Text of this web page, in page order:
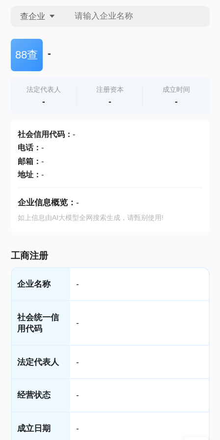
查企业
查企业
查产地
88查 -
法定代表人
-
注册资本
-
成立时间
-
社会信用代码： -
电话： -
邮箱： -
地址： -
企业信息概览： -
如上信息由AI大模型全网搜索生成，请甄别使用!
工商注册
企业名称 -
社会统一信
用代码
-
法定代表人 -
经营状态 -
成立日期 -